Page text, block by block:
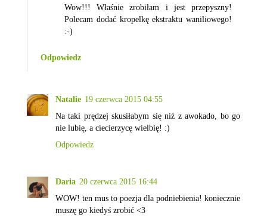
Wow!!! Właśnie zrobiłam i jest przepyszny!
Polecam dodać kropelkę ekstraktu waniliowego!
:-)
Odpowiedz
Natalie 19 czerwca 2015 04:55
Na taki prędzej skusiłabym się niż z awokado, bo go
nie lubię, a ciecierzycę wielbię! :)
Odpowiedz
Daria 20 czerwca 2015 16:44
WOW! ten mus to poezja dla podniebienia! koniecznie
muszę go kiedyś zrobić <3